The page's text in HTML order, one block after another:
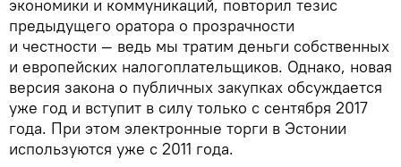
экономики и коммуникаций, повторил тезис
предыдущего оратора о прозрачности
и честности — ведь мы тратим деньги собственных
и европейских налогоплательщиков. Однако, новая
версия закона о публичных закупках обсуждается
уже год и вступит в силу только с сентября 2017
года. При этом электронные торги в Эстонии
используются уже с 2011 года.